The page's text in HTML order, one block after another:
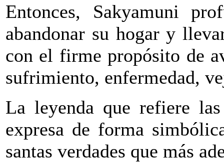
Entonces, Sakyamuni
abandonar su hogar y
con el firme propósito de
sufrimiento, enfermedad,
La leyenda que refiere
expresa de forma
santas verdades que más